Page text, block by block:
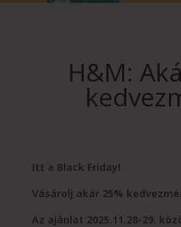
H&M:
Itt a Black Friday!
Vásárolj akár 25%
Az ajánlat 2025.11.28-29.